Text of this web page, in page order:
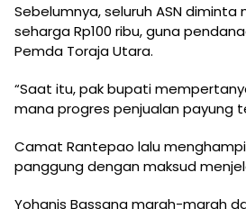
Sebelumnya, seluruh ASN
seharga Rp100 ribu, guna
Pemda Toraja Utara.
“Saat itu, pak bupati
mana progres penjualan payung
Camat Rantepao lalu
panggung dengan maksud
Yohanis Bassang marah-marah